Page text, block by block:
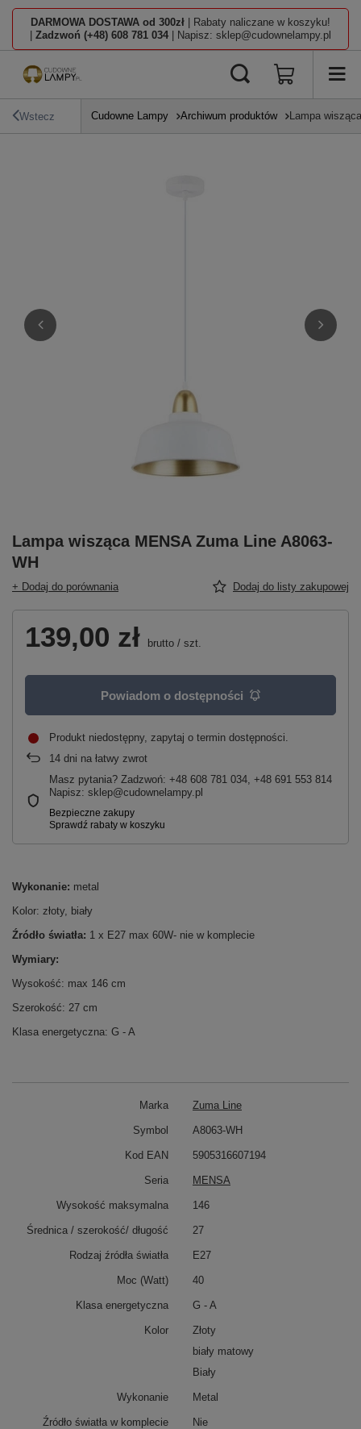
DARMOWA DOSTAWA od 300zł | Rabaty naliczane w koszyku!
Zadzwoń (+48) 608 781 034 | Napisz: sklep@cudownelampy.pl
Wstecz Cudowne Lampy Archiwum produktów Lampa
Lampa wisząca MENSA Zuma Line A8063-
WH
+ Dodaj do porównania Dodaj do listy zakupowej
139,00 zł brutto / szt.
Powiadom o dostępności
Produkt niedostępny, zapytaj o termin dostępności
14 dni na łatwy zwrot
Masz pytania? Zadzwoń: +48 608 781 034, +48 691 553 814
Napisz: sklep@cudownelampy.pl
Wykonanie: metal
Kolor: złoty, biały
Źródło światła: 1 x E27 max 60W- nie w komplecie
Wymiary:
Wysokość: max 146 cm
Szerokość: 27 cm
Klasa energetyczna: G - A
Marka Zuma Line
Symbol A8063-WH
Kod EAN 5905316607194
Seria MENSA
Wysokość maksymalna 146
Średnica / szerokość/ długość 27
Rodzaj źródła światła E27
Moc (Watt) 40
Klasa energetyczna G - A
Kolor
Złoty
biały matowy
Biały
Wykonanie Metal
Źródło światła w komplecie Nie